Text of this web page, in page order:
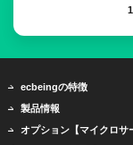
ecbeingの特徴
製品情報
オプション【マイクロサ